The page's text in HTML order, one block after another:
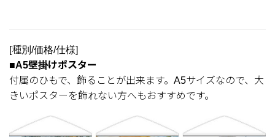
[種別/価格/仕様]
■A5壁掛けポスター
付属のひもで、飾ることが出来ます。A5サイズなので、大
きいポスターを飾れない方へもおすすめです。